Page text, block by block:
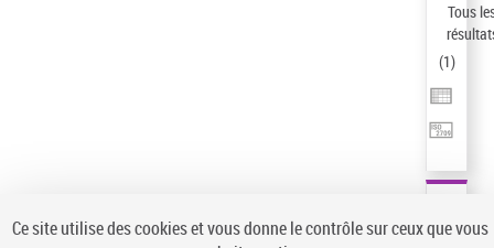
Tous
(1)
Ce site utilise des cookies et vous donne le contrôle sur ceux que vous